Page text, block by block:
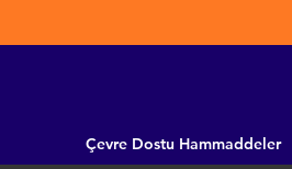
Çevre Dostu Hammaddeler